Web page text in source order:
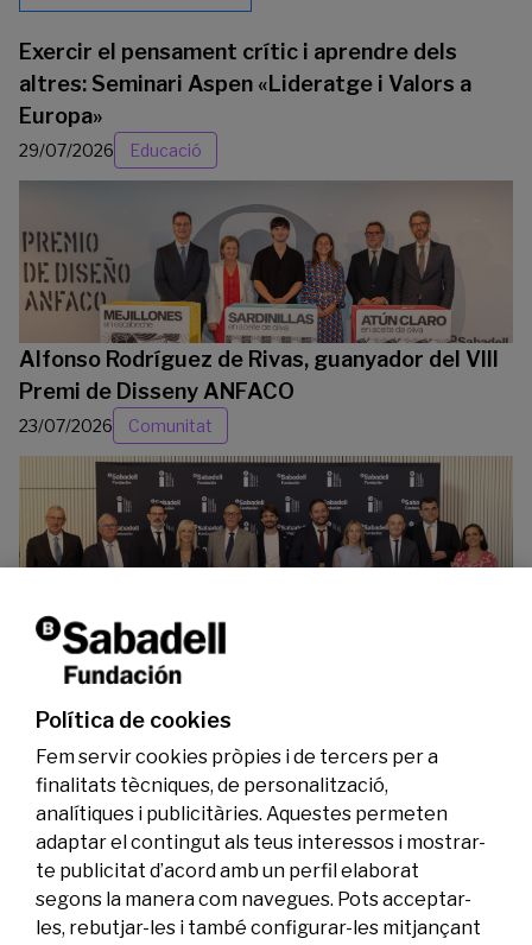
Exercir el pensament crític i aprendre dels
altres: Seminari Aspen «Lideratge i Valors a
Europa»
29/07/2026 Educació
Alfonso Rodríguez de Rivas, guanyador del VIII
Premi de Disseny ANFACO
23/07/2026 Comunitat
La Fundació Banc Sabadell reconeix a dos
investigadors en els àmbits de l’edició del
genoma i l’energia neta
Política de cookies
Fem servir cookies pròpies i de tercers per a
finalitats tècniques, de personalització,
analítiques i publicitàries. Aquestes permeten
adaptar el contingut als teus interessos i mostrar-
te publicitat d’acord amb un perfil elaborat
segons la manera com navegues. Pots acceptar-
les, rebutjar-les i també configurar-les mitjançant